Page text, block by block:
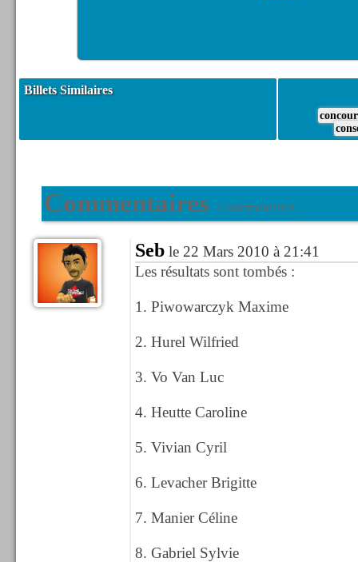
Billets Similaires
Commentaires 4 commentaires
Seble 22 Mars 2010 à 21:41
Les résultats sont tombés :
1. Piwowarczyk Maxime
2. Hurel Wilfried
3. Vo Van Luc
4. Heutte Caroline
5. Vivian Cyril
6. Levacher Brigitte
7. Manier Céline
8. Gabriel Sylvie